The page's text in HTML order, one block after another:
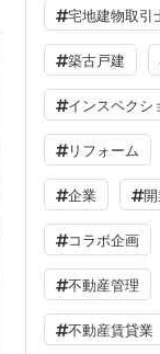
宅地建物取引
築古戸建
インスペクシ
リフォーム
企業
コラボ企画
不動産管理
不動産賃貸業